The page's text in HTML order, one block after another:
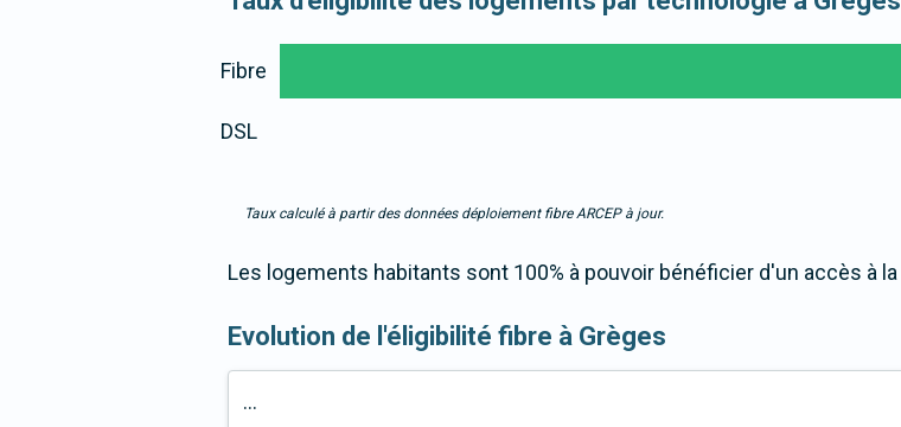
Fibre
DSL
Taux calculé à partir des données déploiement fibre ARCEP à jour.
Les logements habitants sont 100% à pouvoir bénéficier d'un accès à la
Evolution de l'éligibilité fibre à Grèges
...